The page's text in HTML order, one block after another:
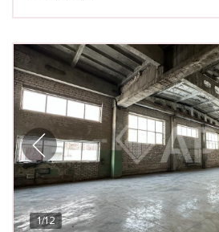
1/12